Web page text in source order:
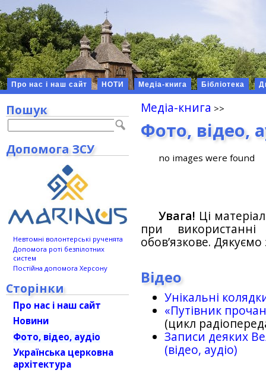
Про нас і наш сайт НОТИ Медіа-книга Бібліотека
Медіа-книга
Фото, відео,
no images were found
Увага! Ці
при
обов’язкове.
Відео
Унікальні
«Путівник
(цикл
Записи деяких
(відео, аудіо)
Пошук
Допомога ЗСУ
Невтомні волонтерські рученята
Допомога роті безпілотних
систем
Постійна допомога Херсону
Сторінки
Про нас і наш сайт
Новини
Фото, відео, аудіо
Українська церковна
архітектура